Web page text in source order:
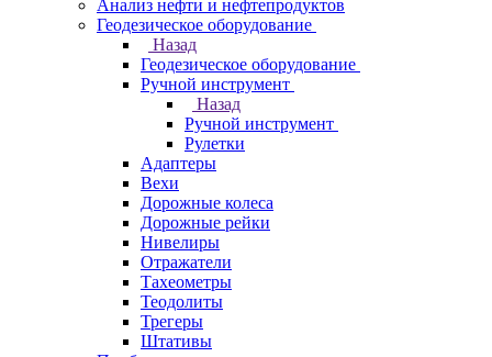
Анализ нефти и нефтепродуктов
Геодезическое оборудование
Назад
Геодезическое оборудование
Ручной инструмент
Назад
Ручной инструмент
Рулетки
Адаптеры
Вехи
Дорожные колеса
Дорожные рейки
Нивелиры
Отражатели
Тахеометры
Теодолиты
Трегеры
Штативы